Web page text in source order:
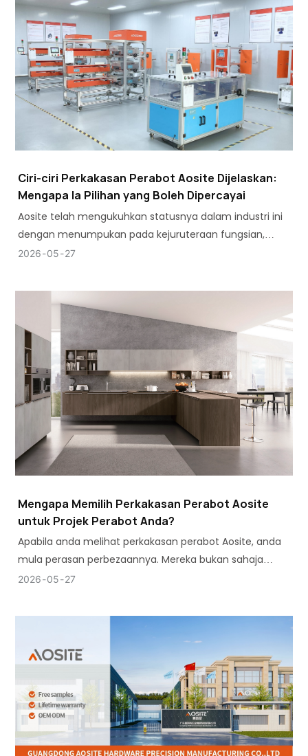
Ciri-ciri Perkakasan Perabot Aosite Dijelaskan:
Mengapa Ia Pilihan yang Boleh Dipercayai
Aosite telah mengukuhkan statusnya dalam industri ini
dengan menumpukan pada kejuruteraan fungsian,
berbanding hanya membekalkan komponen asas.
2026 05 27
Mengapa Memilih Perkakasan Perabot Aosite
untuk Projek Perabot Anda?
Apabila anda melihat perkakasan perabot Aosite, anda
mula perasan perbezaannya. Mereka bukan sahaja
membuat engsel atau slaid perabot - mereka juga
2026 05 27